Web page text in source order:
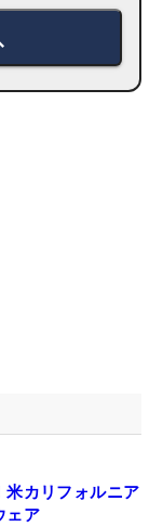
米カリフォルニア
ェア